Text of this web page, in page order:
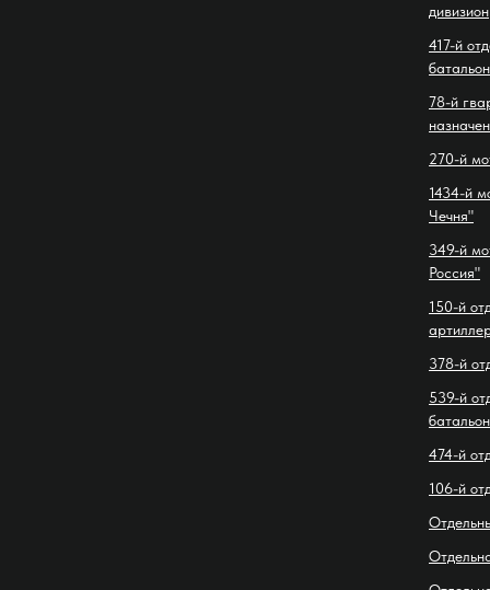
дивизион
417-й
батальон
78-й
270-й
1434-й
Чечня"
349-й
Россия"
150-й
378-й
539-й
батальон
474-й
106-й